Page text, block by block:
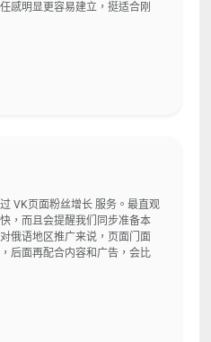
感明显更容易建立，挺适合刚
VK页面粉丝增长 服务。最直观
，而且会提醒我们同步准备本
俄语地区推广来说，页面门面
后面再配合内容和广告，会比